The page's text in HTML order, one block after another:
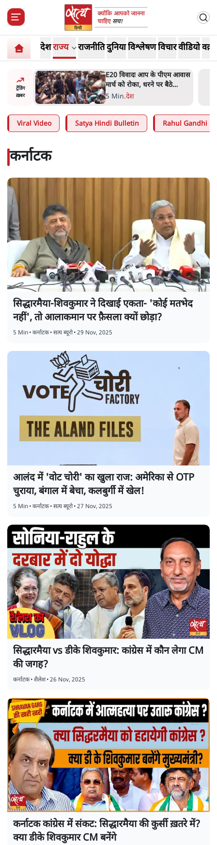
देशराज्य राजनीतिदुनियाविश्लेषणविचारवीडियो
ट्रेंडिंग
ख़बर
आवास
RSS जेन अल्फा संवादः दिपके ने
कहा- 70-80 साल के बुजुर्ग से जेन
जी को क्या मिलेगा
7 Min.देश
Viral Video Satya Hindi Bulletin Rahul Gandhi
कर्नाटक
सिद्धारमैया-शिवकुमार ने दिखाई एकता- 'कोई मतभेद
नहीं', तो आलाकमान पर फ़ैसला क्यों छोड़ा?
5 Min•कर्नाटक•सत्य ब्यूरो•29 Nov, 2025
आलंद में 'वोट चोरी' का खुला राज: अमेरिका से OTP
चुराया, बंगाल में बेचा, कलबुर्गी में खेल!
5 Min•कर्नाटक•सत्य ब्यूरो•27 Nov, 2025
सिद्धारमैया vs डीके शिवकुमार: कांग्रेस में कौन लेगा CM
की जगह?
कर्नाटक•शैलेश•26 Nov, 2025
कर्नाटक कांग्रेस में संकट: सिद्धारमैया की कुर्सी ख़तरे में?
क्या डीके शिवकुमार CM बनेंगे